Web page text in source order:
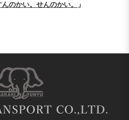
んのかい。せんのかい。 」